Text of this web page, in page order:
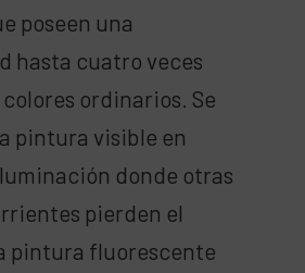
poseen una
hasta cuatro veces
colores ordinarios. Se
pintura visible en
donde otras
pierden el
pintura fluorescente